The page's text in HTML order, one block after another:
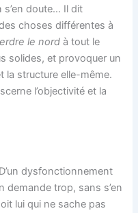
s’en doute… Il dit
choses différentes à
le nordà tout le
solides, et provoquer un
la structure elle-même.
l’objectivité et la
dysfonctionnement
demande trop, sans s’en
lui qui ne sache pas